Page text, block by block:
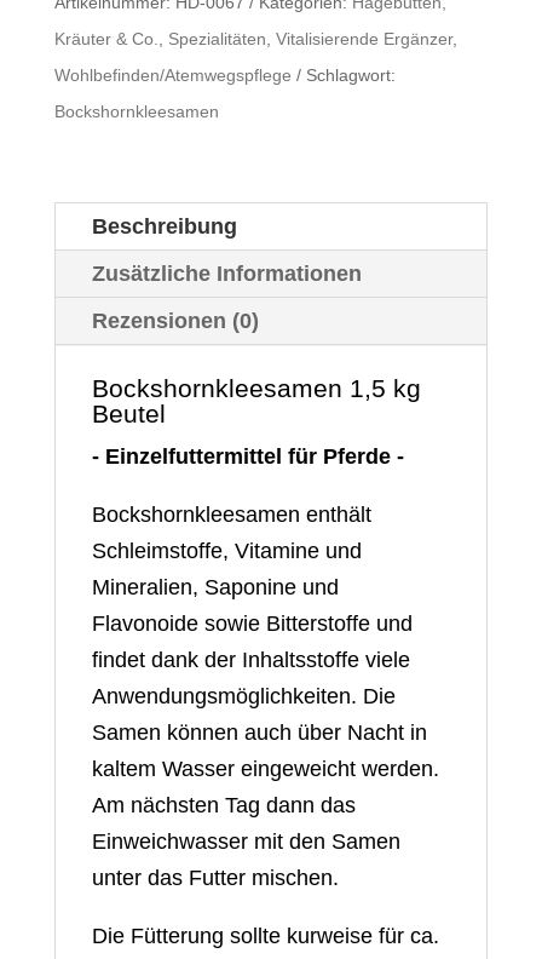
Kräuter & Co., Spezialitäten, Vitalisierende Ergänzer,
Wohlbefinden/Atemwegspflege
Schlagwort:
Bockshornkleesamen
Beschreibung
Zusätzliche Informationen
Rezensionen (0)
Bockshornkleesamen 1,5 kg
Beutel
- Einzelfuttermittel für Pferde -
Bockshornkleesamen enthält
Schleimstoffe, Vitamine und
Mineralien, Saponine und
Flavonoide sowie Bitterstoffe und
findet dank der Inhaltsstoffe viele
Anwendungsmöglichkeiten. Die
Samen können auch über Nacht in
kaltem Wasser eingeweicht werden.
Am nächsten Tag dann das
Einweichwasser mit den Samen
unter das Futter mischen.
Die Fütterung sollte kurweise für ca.